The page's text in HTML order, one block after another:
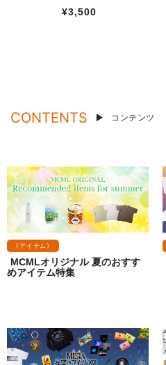
¥3,500
CONTENTS コンテンツ
《アイテム》
MCMLオリジナル 夏のおすす
めアイテム特集